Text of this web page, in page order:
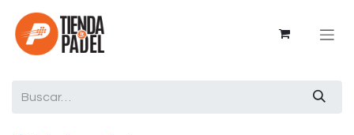
Ir al contenido